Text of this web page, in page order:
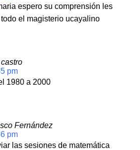
espero su comprensión les
el magisterio ucayalino
pm
1980 a 2000
Fernández
pm
las sesiones de matemática